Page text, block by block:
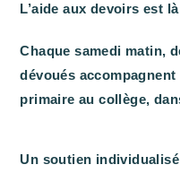
L’aide aux devoirs est
Chaque samedi matin,
dévoués
primaire au collège,
Un soutien